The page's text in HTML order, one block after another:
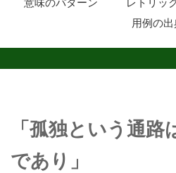
意味のパターン
レトリッ
用例の出
「孤独という通
であり」